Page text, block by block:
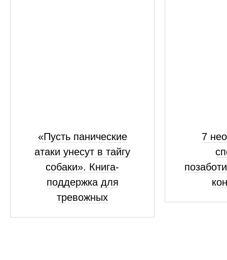
«Пусть панические
атаки унесут в тайгу
собаки». Книга-
поддержка для
тревожных
7